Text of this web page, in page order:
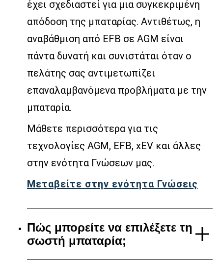
έχει σχεδιαστεί για μια συγκεκριμένη
απόδοση της μπαταρίας. Αντιθέτως, η
αναβάθμιση από EFB σε AGM είναι
πάντα δυνατή και συνιστάται όταν ο
πελάτης σας αντιμετωπίζει
επαναλαμβανόμενα προβλήματα με την
μπαταρία.
Μάθετε περισσότερα για τις
τεχνολογίες AGM, EFB, xEV και άλλες
στην ενότητα Γνώσεων μας.
Μεταβείτε στην ενότητα Γνώσεις
Πώς μπορείτε να επιλέξετε τη
σωστή μπαταρία;